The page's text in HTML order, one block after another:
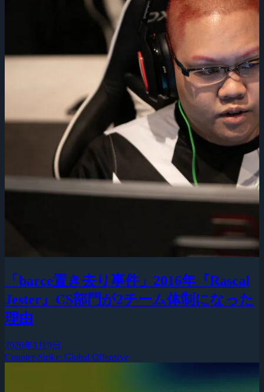
「barce置き去り事件」2016年『Rascal
Jester』CS部門が2チーム体制になった
理由
2026年1月9日
Counter-Strike: Global Offensive